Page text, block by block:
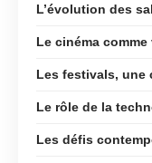
L’évolution des
Le cinéma
Les festivals, une
Le rôle de la
Les défis